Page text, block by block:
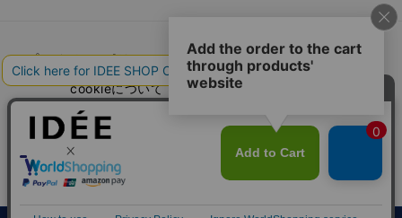
プライバシーポリシー 外部送信ポリシー
ご利用規約
cookieについて
セキュリティーについて
特定商取引法に基づく表示